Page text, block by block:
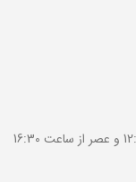
تماس فقط در روزهای کاری صبح از ساعت 9:00 الی 12:00 و عصر از ساعت 16:30